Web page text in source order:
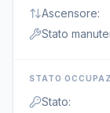
Ascensore:
Stato
STATO
Stato: